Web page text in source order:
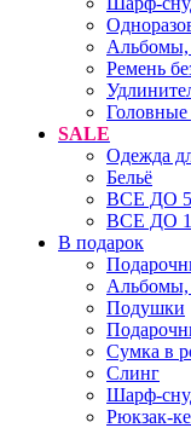
Альбомы,
Ремень
SALE
Одежда
Бельё
ВСЕ ДО
ВСЕ ДО
В подарок
Альбомы,
Подушки
Сумка в
Слинг
Шарф-
Рюкзак-